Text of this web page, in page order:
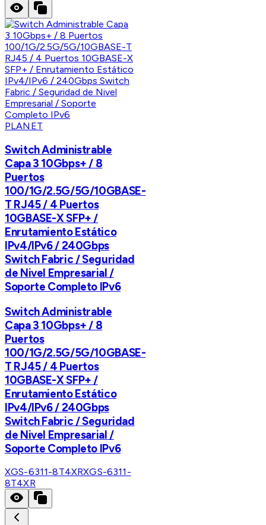
PLANET
Switch Administrable
Capa 3 10Gbps+ / 8
Puertos
100/1G/2.5G/5G/10GBASE-
T RJ45 / 4 Puertos
10GBASE-X SFP+ /
Enrutamiento Estático
IPv4/IPv6 / 240Gbps
Switch Fabric / Seguridad
de Nivel Empresarial /
Soporte Completo IPv6
Switch Administrable
Capa 3 10Gbps+ / 8
Puertos
100/1G/2.5G/5G/10GBASE-
T RJ45 / 4 Puertos
10GBASE-X SFP+ /
Enrutamiento Estático
IPv4/IPv6 / 240Gbps
Switch Fabric / Seguridad
de Nivel Empresarial /
Soporte Completo IPv6
XGS-6311-8T4XRXGS-6311-
8T4XR